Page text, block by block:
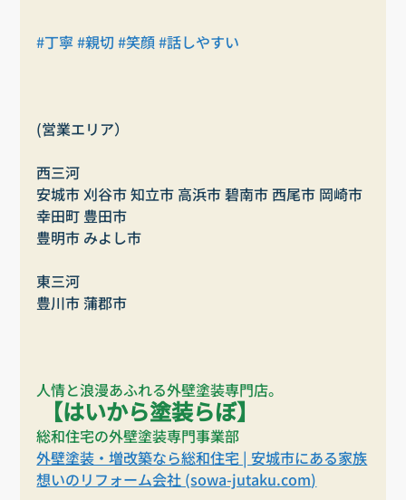
#丁寧#親切#笑顔#話しやすい
(営業エリア）
西三河
安城市 刈谷市 知立市 高浜市 碧南市 西尾市 岡崎市
幸田町 豊田市
豊明市 みよし市
東三河
豊川市 蒲郡市
人情と浪漫あふれる外壁塗装専門店。
【はいから塗装らぼ】
総和住宅の外壁塗装専門事業部
外壁塗装・増改築なら総和住宅 | 安城市にある家族
想いのリフォーム会社 (sowa-jutaku.com)